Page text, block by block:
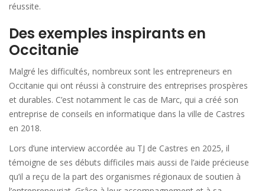
réussite.
Des exemples inspirants en
Occitanie
Malgré les difficultés, nombreux sont les entrepreneurs en
Occitanie qui ont réussi à construire des entreprises prospères
et durables. C’est notamment le cas de Marc, qui a créé son
entreprise de conseils en informatique dans la ville de Castres
en 2018.
Lors d’une interview accordée au TJ de Castres en 2025, il
témoigne de ses débuts difficiles mais aussi de l’aide précieuse
qu’il a reçu de la part des organismes régionaux de soutien à